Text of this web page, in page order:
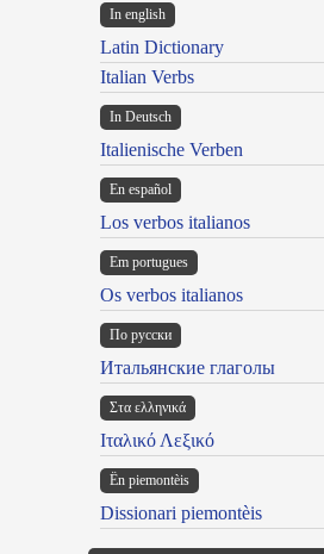
In english
Latin Dictionary
Italian Verbs
In Deutsch
Italienische Verben
En español
Los verbos italianos
Em portugues
Os verbos italianos
По русски
Итальянские глаголы
Στα ελληνικά
Ιταλικό Λεξικό
Ën piemontèis
Dissionari piemontèis